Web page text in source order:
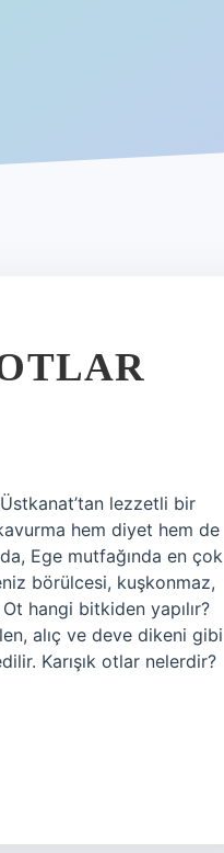
lezzetli bir
hem diyet hem de
Ege mutfağında en çok
börülcesi, kuşkonmaz,
hangi bitkiden yapılır?
alıç ve deve dikeni gibi
Karışık otlar nelerdir?